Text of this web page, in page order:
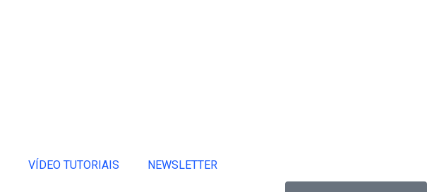
VÍDEO TUTORIAIS NEWSLETTER